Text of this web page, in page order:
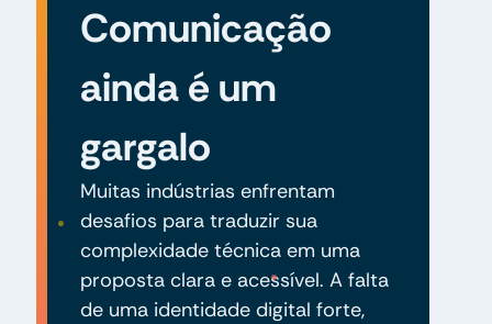
Comunicação
ainda é um
gargalo
Muitas indústrias enfrentam
desafios para traduzir sua
complexidade técnica em uma
proposta clara e acessível. A falta
de uma identidade digital forte,